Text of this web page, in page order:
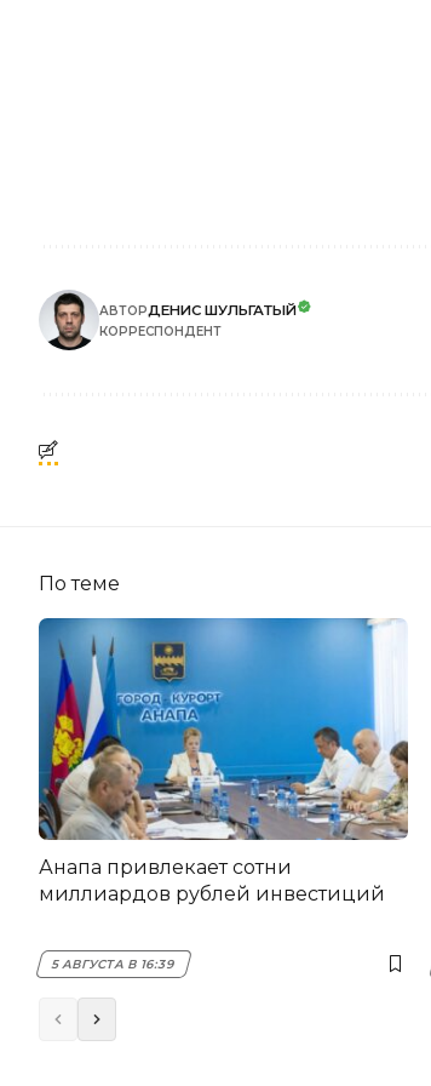
АВТОРДЕНИС ШУЛЬГАТЫЙ
КОРРЕСПОНДЕНТ
По теме
Анапа привлекает сотни
миллиардов рублей инвестиций
5 АВГУСТА В 16:39